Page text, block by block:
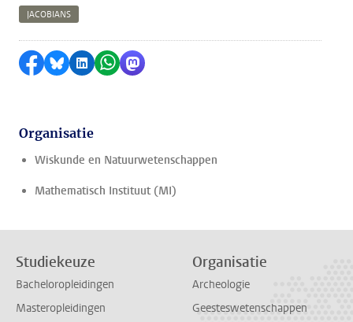
JACOBIANS
Delen op Facebook
Delen via Bluesky
Delen op LinkedIn
Delen via WhatsApp
Delen via Mastodon
Organisatie
Wiskunde en Natuurwetenschappen
Mathematisch Instituut (MI)
Studiekeuze
Bacheloropleidingen
Masteropleidingen
Organisatie
Archeologie
Geesteswetenschappen